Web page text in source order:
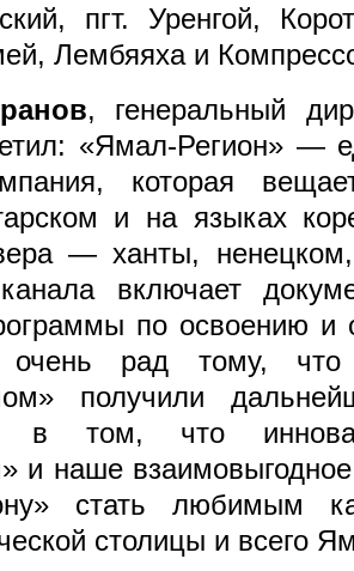
пгт. Уренгой,
Лембяяха и
, генеральный
«Ямал-Регион» —
которая
и на языках
— ханты,
включает
по освоению и
рад тому,
получили
в том, что
и наше
стать любимым
столицы и всего